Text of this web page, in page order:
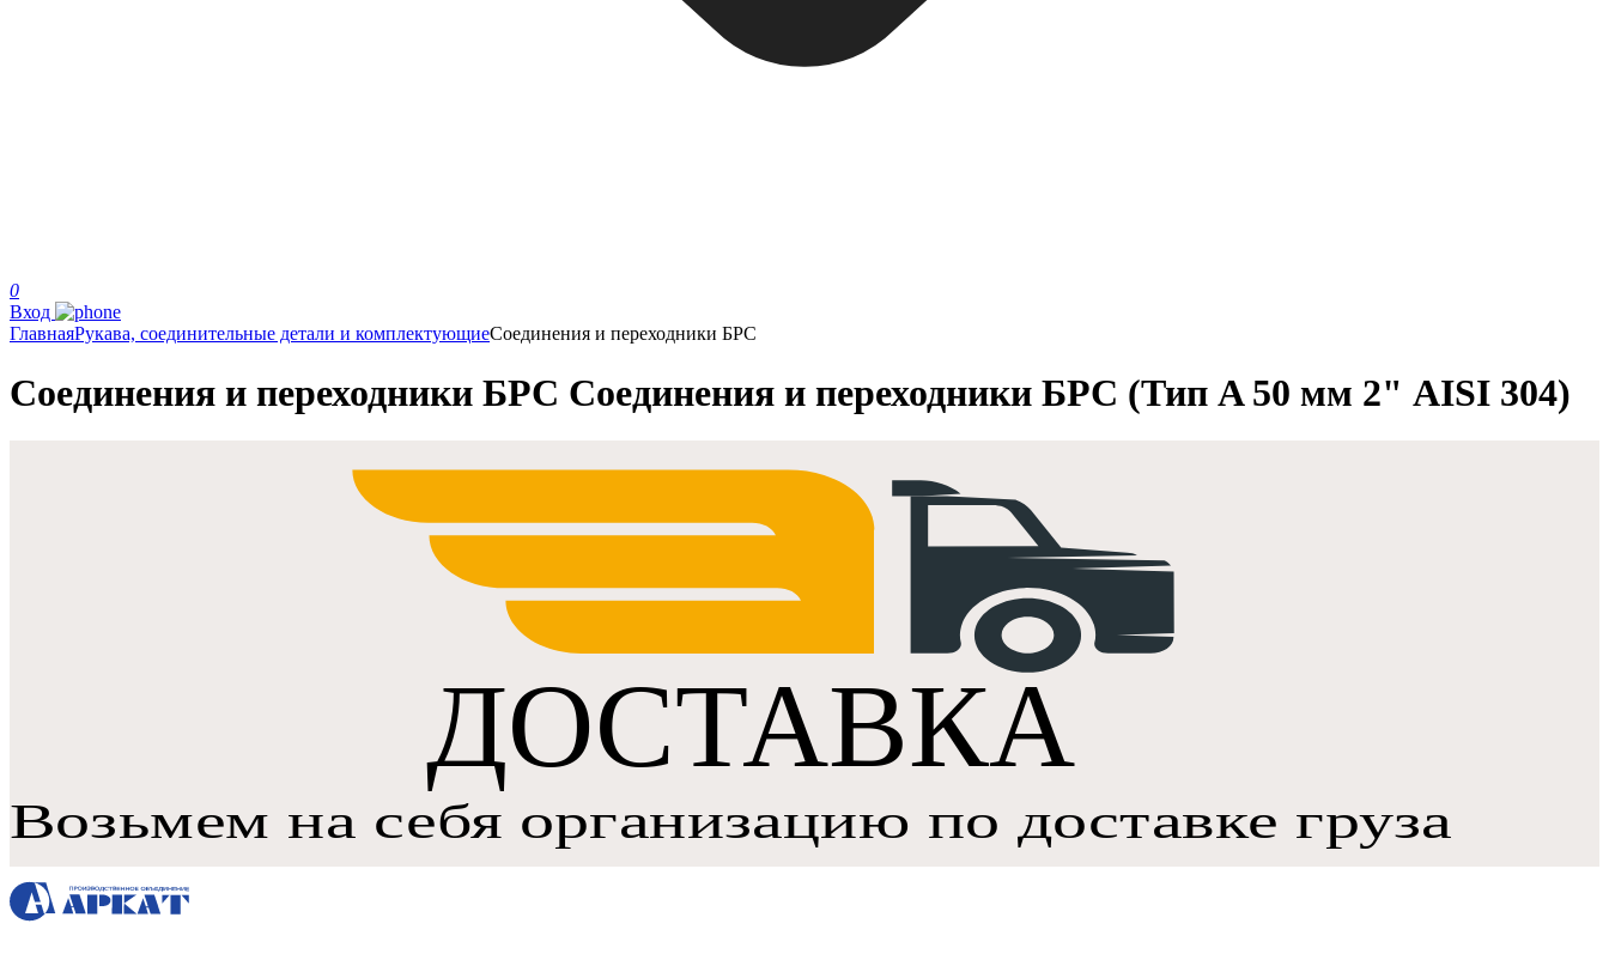
0
Вход
ГлавнаяРукава, соединительные детали и комплектующиеСоединения и переходники БРС
Соединения и переходники БРС Соединения и переходники БРС (Тип A 50 мм 2" AISI 304)